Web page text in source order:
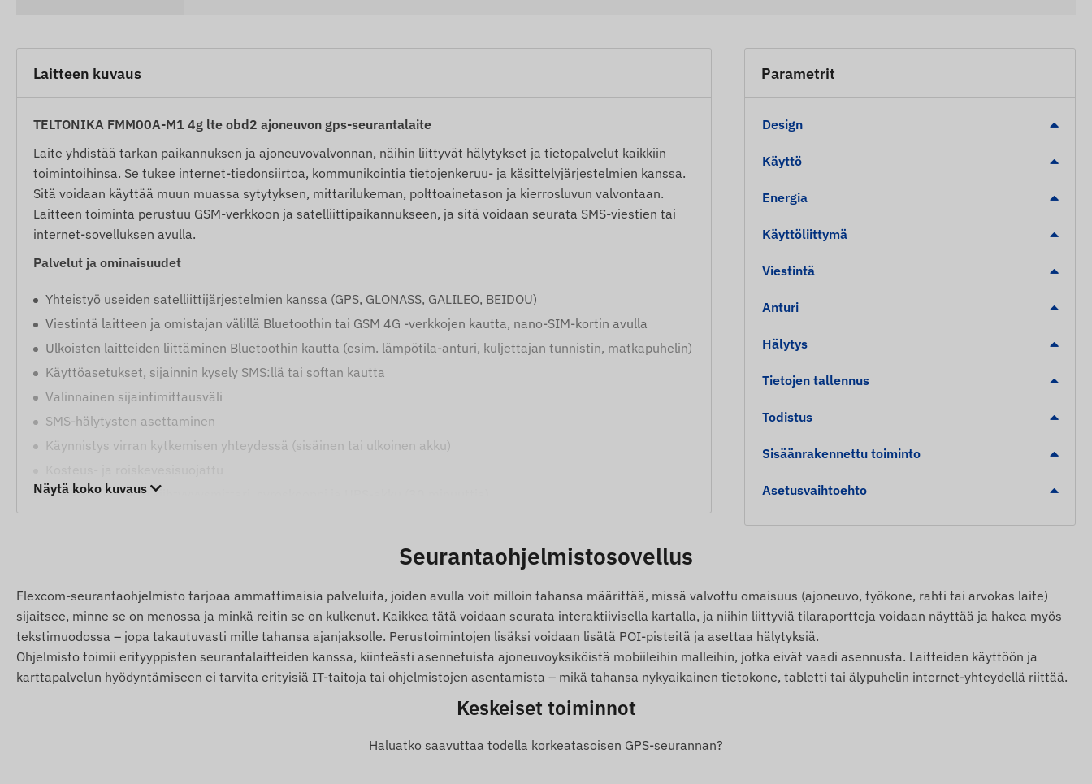
Laitteen kuvaus
TELTONIKA FMM00A-M1 4g lte obd2 ajoneuvon gps-seurantalaite
Laite yhdistää tarkan paikannuksen ja ajoneuvovalvonnan, näihin liittyvät hälytykset ja tietopalvelut kaikkiin
toimintoihinsa. Se tukee internet-tiedonsiirtoa, kommunikointia tietojenkeruu- ja käsittelyjärjestelmien kanssa.
Sitä voidaan käyttää muun muassa sytytyksen, mittarilukeman, polttoainetason ja kierrosluvun valvontaan.
Laitteen toiminta perustuu GSM-verkkoon ja satelliittipaikannukseen, ja sitä voidaan seurata SMS-viestien tai
internet-sovelluksen avulla.
Palvelut ja ominaisuudet
Yhteistyö useiden satelliittijärjestelmien kanssa (GPS, GLONASS, GALILEO, BEIDOU)
Viestintä laitteen ja omistajan välillä Bluetoothin tai GSM 4G -verkkojen kautta, nano-SIM-kortin avulla
Ulkoisten laitteiden liittäminen Bluetoothin kautta (esim. lämpötila-anturi, kuljettajan tunnistin, matkapuhelin)
Käyttöasetukset, sijainnin kysely SMS:llä tai softan kautta
Valinnainen sijaintimittausväli
SMS-hälytysten asettaminen
Käynnistys virran kytkemisen yhteydessä (sisäinen tai ulkoinen akku)
Sisäänrakennettu kiihtyvyysmittari, gyroskooppi ja UPS-akku (30 minuuttia)
Sisäinen, erittäin herkkä GNSS-antenni
Automaattinen vaihto lepotilan ja toimintatilan välillä (jos toiminto on aktivoitu)
Jatkuva toiminta
Hälytykset
Liikehälytys
Veto
Näytä koko kuvaus
Parametrit
Design
Käyttö
Energia
Käyttöliittymä
Viestintä
Anturi
Hälytys
Tietojen tallennus
Todistus
Sisäänrakennettu toiminto
Asetusvaihtoehto
Seurantaohjelmistosovellus
Flexcom-seurantaohjelmisto tarjoaa ammattimaisia palveluita, joiden avulla voit milloin tahansa määrittää, missä valvottu omaisuus (ajoneuvo, työkone, rahti tai arvokas laite)
sijaitsee, minne se on menossa ja minkä reitin se on kulkenut. Kaikkea tätä voidaan seurata interaktiivisella kartalla, ja niihin liittyviä tilaraportteja voidaan näyttää ja hakea myös
tekstimuodossa – jopa takautuvasti mille tahansa ajanjaksolle. Perustoimintojen lisäksi voidaan lisätä POI-pisteitä ja asettaa hälytyksiä.
Ohjelmisto toimii erityyppisten seurantalaitteiden kanssa, kiinteästi asennetuista ajoneuvoyksiköistä mobiileihin malleihin, jotka eivät vaadi asennusta. Laitteiden käyttöön ja
karttapalvelun hyödyntämiseen ei tarvita erityisiä IT-taitoja tai ohjelmistojen asentamista – mikä tahansa nykyaikainen tietokone, tabletti tai älypuhelin internet-yhteydellä riittää.
Keskeiset toiminnot
Haluatko saavuttaa todella korkeatasoisen GPS-seurannan?